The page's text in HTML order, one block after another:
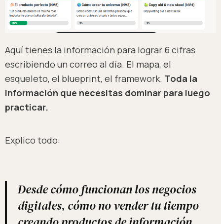
Aquí tienes la información para lograr 6 cifras
escribiendo un correo al día. El mapa, el
esqueleto, el blueprint, el framework. Toda la
información que necesitas dominar para luego
practicar.
Explico todo:
Desde cómo funcionan los negocios
digitales, cómo no vender tu tiempo